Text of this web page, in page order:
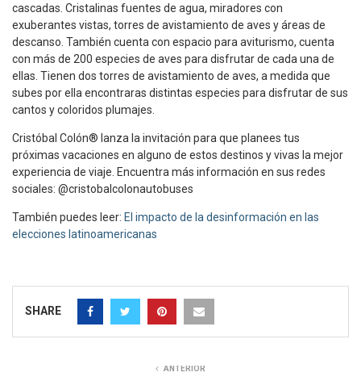
cascadas. Cristalinas fuentes de agua, miradores con
exuberantes vistas, torres de avistamiento de aves y áreas de
descanso. También cuenta con espacio para aviturismo, cuenta
con más de 200 especies de aves para disfrutar de cada una de
ellas. Tienen dos torres de avistamiento de aves, a medida que
subes por ella encontraras distintas especies para disfrutar de sus
cantos y coloridos plumajes.
Cristóbal Colón® lanza la invitación para que planees tus
próximas vacaciones en alguno de estos destinos y vivas la mejor
experiencia de viaje. Encuentra más información en sus redes
sociales: @cristobalcolonautobuses
También puedes leer: El impacto de la desinformación en las
elecciones latinoamericanas
SHARE
ANTERIOR